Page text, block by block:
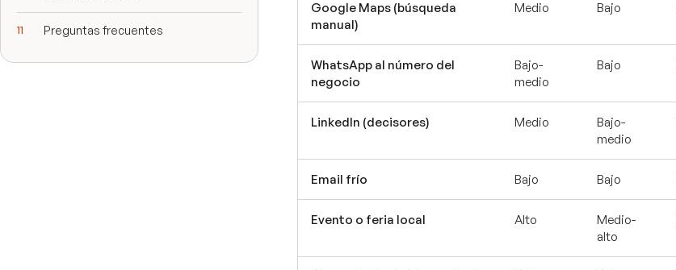
Preguntas frecuentes
Google Maps (búsqueda
manual)
Medio Bajo
WhatsApp al número del
negocio
Bajo-
medio
Bajo
LinkedIn (decisores) Medio
Bajo-
medio
Email frío Bajo Bajo
Evento o feria local Alto
Medio-
alto